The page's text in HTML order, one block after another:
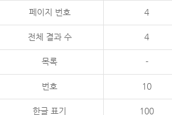
페이지 번호 4
전체 결과 수 4
목록 -
번호 10
한글 표기 100